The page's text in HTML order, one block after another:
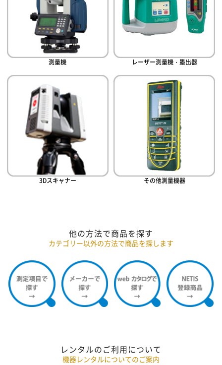
測量機 レーザー測量機・墨出器
3Dスキャナー その他測量機器
他の方法で商品を探す
カテゴリー以外の方法で商品を探します
レンタルのご利用について
機器レンタルについてのご案内